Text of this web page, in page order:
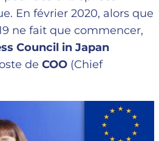
En février 2020, alors que
ne fait que commencer,
Council in Japan
de COO (Chief